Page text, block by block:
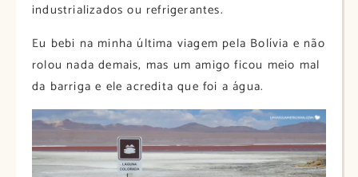
industrializados ou refrigerantes.
Eu bebi na minha última viagem pela Bolívia e não
rolou nada demais, mas um amigo ficou meio mal
da barriga e ele acredita que foi a água.